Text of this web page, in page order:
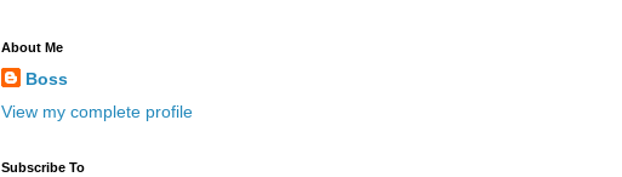
About Me
Boss
View my complete profile
Subscribe To